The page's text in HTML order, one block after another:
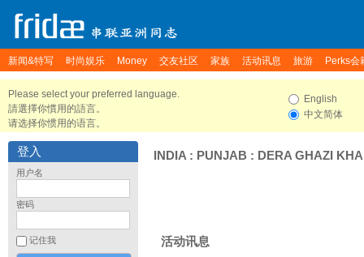
新闻&特写 时尚娱乐 Money 交友社区 家族 活动讯息 旅游 Perks会
Please select your preferred language.
請選擇你慣用的語言。
请选择你惯用的语言。
English
中文简体
登入
用户名
密码
记住我
INDIA : PUNJAB : DERA GHAZI
活动讯息